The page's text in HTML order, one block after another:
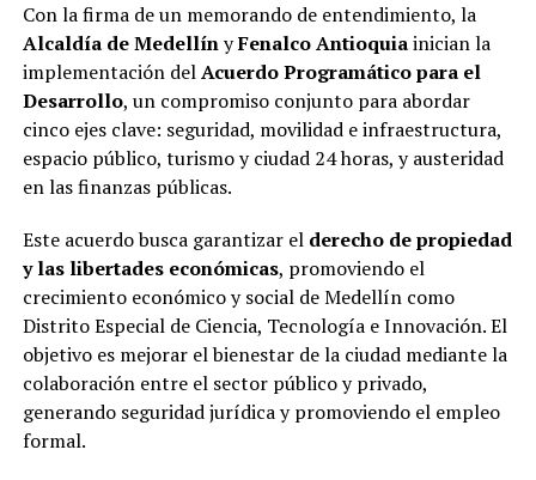
Con la firma de un memorando de entendimiento, la
Alcaldía de MedellínyFenalco Antioquiainician la
implementación delAcuerdo Programático para el
Desarrollo, un compromiso conjunto para abordar
cinco ejes clave: seguridad, movilidad e infraestructura,
espacio público, turismo y ciudad 24 horas, y austeridad
en las finanzas públicas.
Este acuerdo busca garantizar el derecho de propiedad
y las libertades económicas, promoviendo el
crecimiento económico y social de Medellín como
Distrito Especial de Ciencia, Tecnología e Innovación. El
objetivo es mejorar el bienestar de la ciudad mediante la
colaboración entre el sector público y privado,
generando seguridad jurídica y promoviendo el empleo
formal.